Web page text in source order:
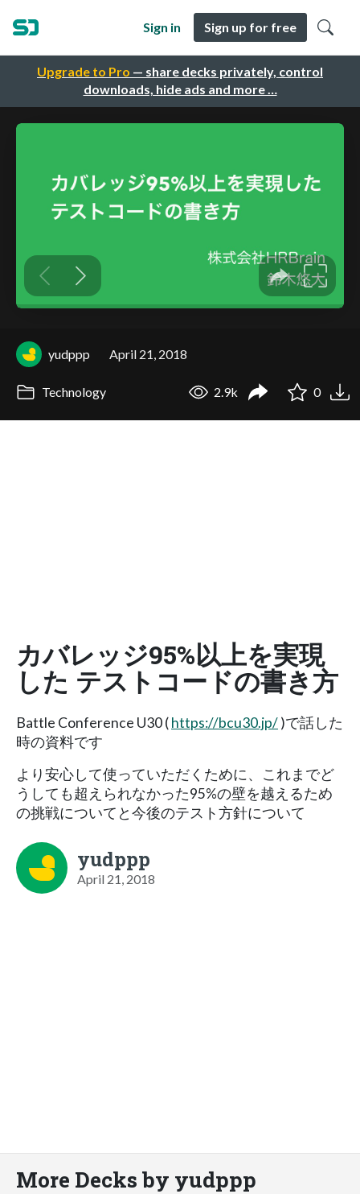
Upgrade to Pro — share decks privately, control
downloads, hide ads and more …
Sign in Sign up for free
yudppp April 21, 2018
Technology 2.9k 0
カバレッジ95%以上を実現
した テストコードの書き方
Battle Conference U30 (https://bcu30.jp/)で話した
時の資料です
より安心して使っていただくために、これまでど
うしても超えられなかった95%の壁を越えるため
の挑戦についてと今後のテスト方針について
yudppp
April 21, 2018
More Decks by yudppp